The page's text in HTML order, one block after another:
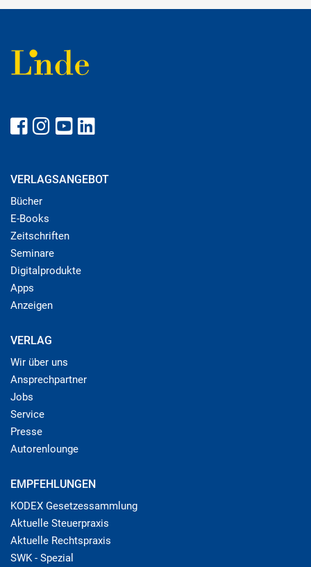
VERLAGSANGEBOT
Bücher
E-Books
Zeitschriften
Seminare
Digitalprodukte
Apps
Anzeigen
VERLAG
Wir über uns
Ansprechpartner
Jobs
Service
Presse
Autorenlounge
EMPFEHLUNGEN
KODEX Gesetzessammlung
Aktuelle Steuerpraxis
Aktuelle Rechtspraxis
SWK - Spezial